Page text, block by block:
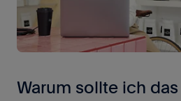
Warum sollte ich das